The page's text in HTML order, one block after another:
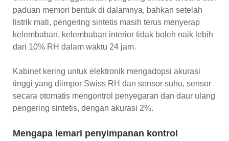
paduan memori bentuk di dalamnya, bahkan setelah
listrik mati, pengering sintetis masih terus menyerap
kelembaban, kelembaban interior tidak boleh naik lebih
dari 10% RH dalam waktu 24 jam.
Kabinet kering untuk elektronik mengadopsi akurasi
tinggi yang diimpor Swiss RH dan sensor suhu, sensor
secara otomatis mengontrol penyegaran dan daur ulang
pengering sintetis, dengan akurasi 2%.
Mengapa lemari penyimpanan kontrol